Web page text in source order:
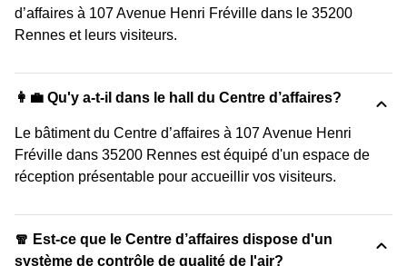
d’affaires à 107 Avenue Henri Fréville dans le 35200
Rennes et leurs visiteurs.
👩‍💼 Qu'y a-t-il dans le hall du Centre d’affaires?
Le bâtiment du Centre d’affaires à 107 Avenue Henri
Fréville dans 35200 Rennes est équipé d'un espace de
réception présentable pour accueillir vos visiteurs.
🧣 Est-ce que le Centre d’affaires dispose d'un
système de contrôle de qualité de l'air?